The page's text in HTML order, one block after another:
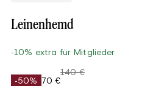
Leinenhemd
-10% extra für Mitglieder
-50% 70 €
140 €